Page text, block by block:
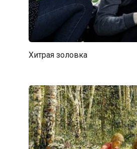
Хитрая золовка